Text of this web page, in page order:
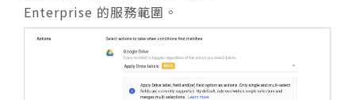
Enterprise 的服務範圍。